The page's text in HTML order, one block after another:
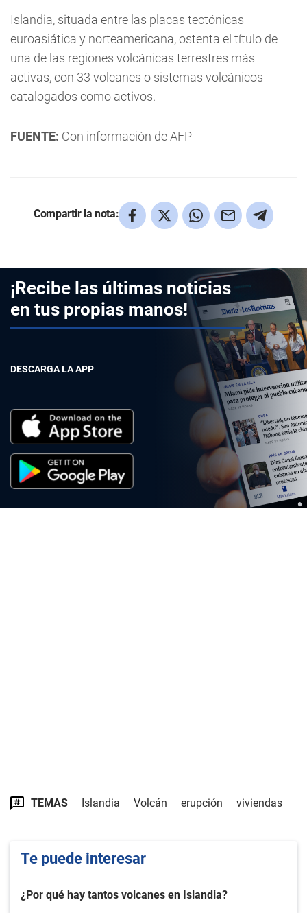
Islandia, situada entre las placas tectónicas
euroasiática y norteamericana, ostenta el título de
una de las regiones volcánicas terrestres más
activas, con 33 volcanes o sistemas volcánicos
catalogados como activos.
FUENTE: Con información de AFP
Compartir la nota:
¡Recibe las últimas noticias
en tus propias manos!
DESCARGA LA APP
TEMAS Islandia Volcán erupción viviendas
Te puede interesar
¿Por qué hay tantos volcanes en Islandia?